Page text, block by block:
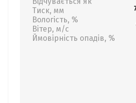
Тиск, мм
Вологість, %
Вітер, м/с
Ймовірність опадів, %